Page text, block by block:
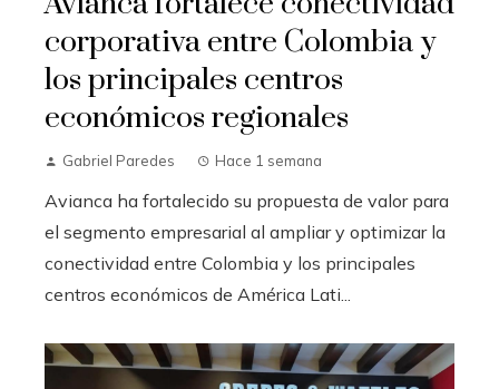
corporativa entre Colombia y
los principales centros
económicos regionales
Gabriel Paredes Hace 1 semana
Avianca ha fortalecido su propuesta de valor para
el segmento empresarial al ampliar y optimizar la
conectividad entre Colombia y los principales
centros económicos de América Lati...